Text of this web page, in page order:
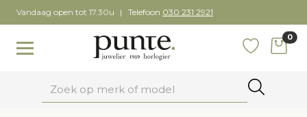
Skip
to
content
Vandaag open tot 17.30u Telefoon 030 231 2921
Toggle navigation
0